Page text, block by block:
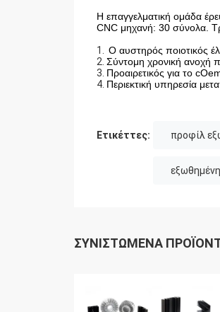
Η επαγγελματική ομάδα
CNC μηχανή: 30 σύνολα.
1. Ο αυστηρός ποιοτικός
2. Σύντομη χρονική ανοχή
3. Προαιρετικός για το
4. Περιεκτική υπηρεσία
Ετικέττες: προφίλ
ΣΥΝΙΣΤΏΜΕΝΑ